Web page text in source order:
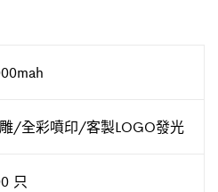
/全彩噴印/客製LOGO發光
只